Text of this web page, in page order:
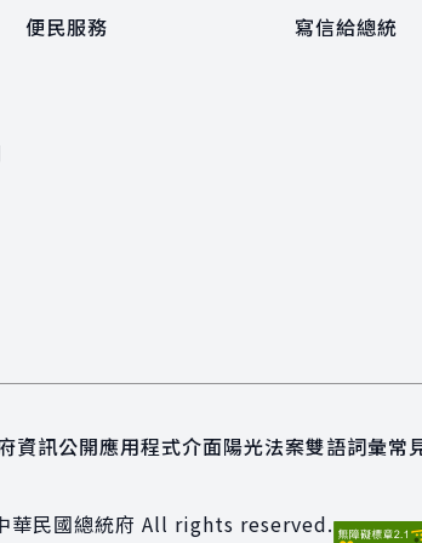
便民服務 寫信給總統
資訊公開應用程式介面陽光法案雙語詞彙常
華民國總統府 All rights reserved.